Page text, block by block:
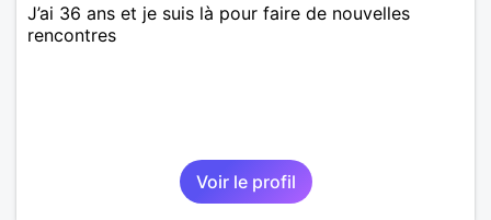
J’ai 36 ans et je suis là pour faire de nouvelles
rencontres
Voir le profil